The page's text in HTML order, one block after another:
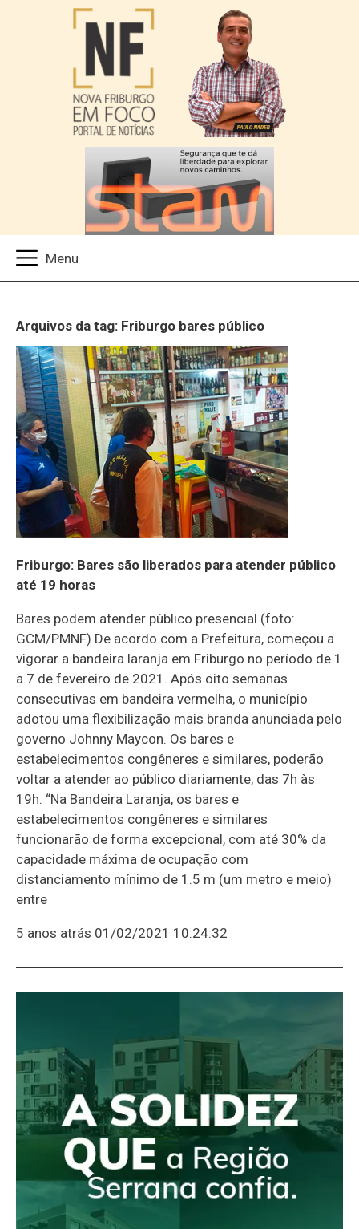
Arquivos da tag: Friburgo bares público
Friburgo: Bares são liberados para atender público
até 19 horas
Bares podem atender público presencial (foto:
GCM/PMNF) De acordo com a Prefeitura, começou a
vigorar a bandeira laranja em Friburgo no período de 1
a 7 de fevereiro de 2021. Após oito semanas
consecutivas em bandeira vermelha, o município
adotou uma flexibilização mais branda anunciada pelo
governo Johnny Maycon. Os bares e
estabelecimentos congêneres e similares, poderão
voltar a atender ao público diariamente, das 7h às
19h. “Na Bandeira Laranja, os bares e
estabelecimentos congêneres e similares
funcionarão de forma excepcional, com até 30% da
capacidade máxima de ocupação com
distanciamento mínimo de 1.5 m (um metro e meio)
entre
5 anos atrás 01/02/2021 10:24:32